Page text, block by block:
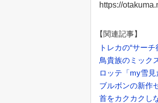
https://
【関連記事】
トレカの“サー
鳥貴族のミック
ロッテ「my雪
ブルボンの新作
首をカクカクし